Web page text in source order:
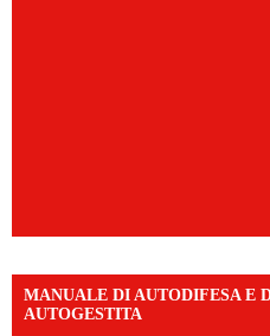
MANUALE DI AUTODIFESA E
AUTOGESTITA